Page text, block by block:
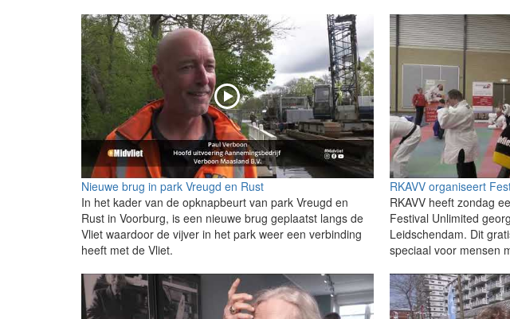
Nieuwe brug in park Vreugd en Rust
In het kader van de opknapbeurt van park Vreugd en
Rust in Voorburg, is een nieuwe brug geplaatst langs de
Vliet waardoor de vijver in het park weer een verbinding
heeft met de Vliet.
RKAVV organiseert
RKAVV heeft zondag
Festival Unlimited
Leidschendam. Dit
speciaal voor mensen